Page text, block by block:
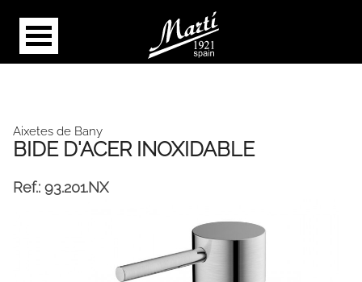
Aixetes de Bany
BIDE D'ACER INOXIDABLE
Ref.: 93.201.NX